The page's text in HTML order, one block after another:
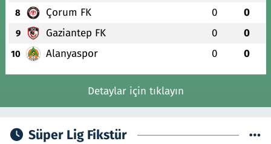
8 Çorum FK 0 0
9 Gaziantep FK 0 0
10 Alanyaspor 0 0
Detaylar için tıklayın
Süper Lig Fikstür